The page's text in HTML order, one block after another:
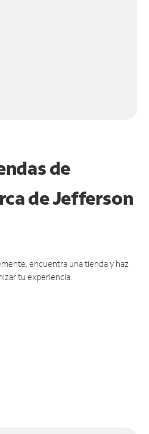
de
deJefferson
encuentra una tienda y haz
tu experiencia.